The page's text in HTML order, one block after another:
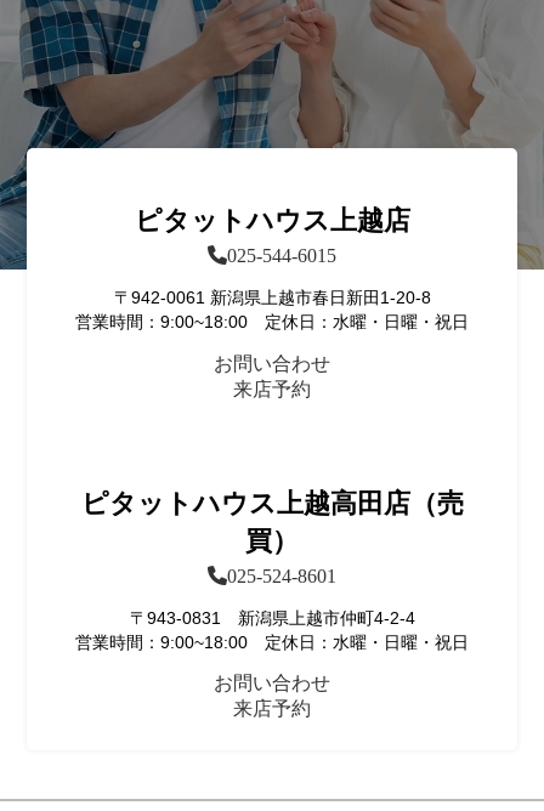
ピタットハウス上越店
025-544-6015
〒942-0061 新潟県上越市春日新田1-20-8
営業時間：9:00~18:00 定休日：水曜・日曜・祝日
お問い合わせ
来店予約
ピタットハウス上越高田店（売
買）
025-524-8601
〒943-0831 新潟県上越市仲町4-2-4
営業時間：9:00~18:00 定休日：水曜・日曜・祝日
お問い合わせ
来店予約